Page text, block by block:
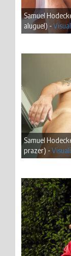
Samuel
aluguel) -
Samuel
prazer) -